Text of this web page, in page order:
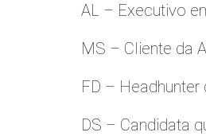
AL – Executivo
MS – Cliente da
FD – Headhunter
DS – Candidata